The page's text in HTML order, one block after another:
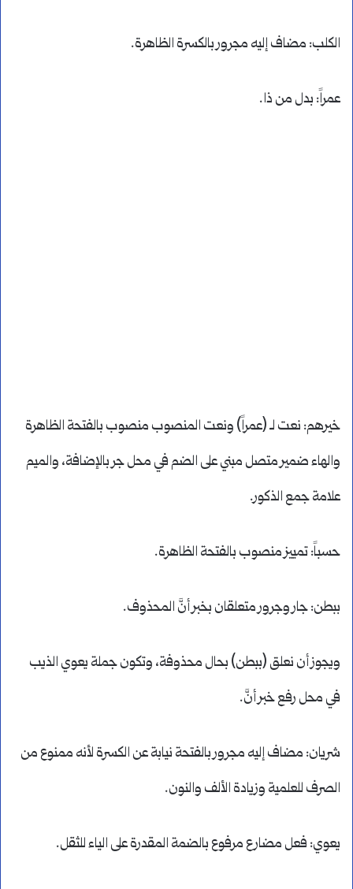
الكلب: مضاف إليه مجرور بالكسرة الظاهرة.
عمراً: بدل من ذا.
خيرهم: نعت لـ (عمراً) ونعت المنصوب منصوب بالفتحة الظاهرة
والهاء ضمير متصل مبني على الضم في محل جر بالإضافة، والميم
علامة جمع الذكور.
حسباً: تمييز منصوب بالفتحة الظاهرة.
ببطن: جار وجرور متعلقان بخبر أنَّ المحذوف.
ويجوز أن نعلق (ببطن) بحال محذوفة، وتكون جملة يعوي الذيب
في محل رفع خبر أنَّ.
شريان: مضاف إليه مجرور بالفتحة نيابة عن الكسرة لأنه ممنوع من
الصرف للعلمية وزيادة الألف والنون.
يعوي: فعل مضارع مرفوع بالضمة المقدرة على الياء للثقل.